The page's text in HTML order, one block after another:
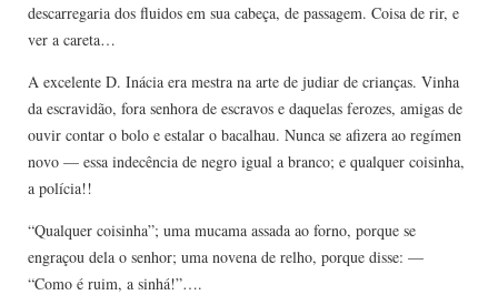
descarregaria dos fluidos em sua cabeça, de passagem. Coisa de rir, e
ver a careta…
A excelente D. Inácia era mestra na arte de judiar de crianças. Vinha
da escravidão, fora senhora de escravos e daquelas ferozes, amigas de
ouvir contar o bolo e estalar o bacalhau. Nunca se afizera ao regímen
novo — essa indecência de negro igual a branco; e qualquer coisinha,
a polícia!!
“Qualquer coisinha”; uma mucama assada ao forno, porque se
engraçou dela o senhor; uma novena de relho, porque disse: —
“Como é ruim, a sinhá!”….